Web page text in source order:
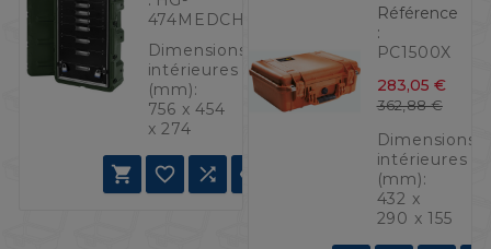
474MEDCHEST38DV
Dimensions
intérieures
(mm):
756 x 454
x 274
   
Référence
:
PC1500X
283,05 €
362,88 €Prix
Prix
Dimensions
intérieures
(mm):
432 x
290 x 155